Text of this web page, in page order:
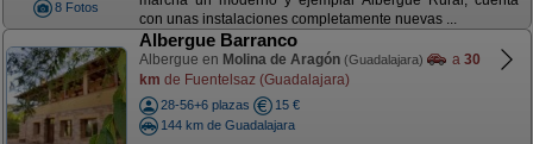
8 Fotos
con unas instalaciones completamente nuevas ...
Albergue Barranco
Albergue en Molina de Aragón (Guadalajara) a 30
km de Fuentelsaz (Guadalajara)
28-56+6 plazas
15 €
144 km de Guadalajara